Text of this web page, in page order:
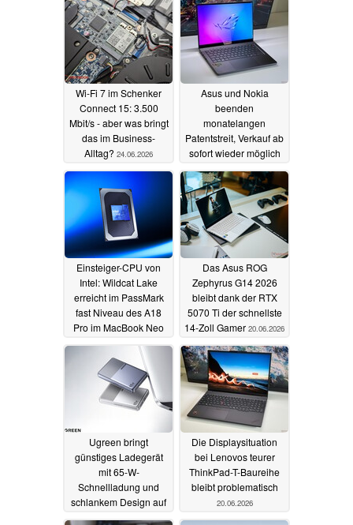
Wi-Fi 7 im Schenker
Connect 15: 3.500
Mbit/s - aber was bringt
das im Business-
Alltag? 24.06.2026
Asus und Nokia
beenden
monatelangen
Patentstreit, Verkauf ab
sofort wieder möglich
22.06.2026
Einsteiger-CPU von
Intel: Wildcat Lake
erreicht im PassMark
fast Niveau des A18
Pro im MacBook Neo
21.06.2026
Das Asus ROG
Zephyrus G14 2026
bleibt dank der RTX
5070 Ti der schnellste
14-Zoll Gamer 20.06.2026
Ugreen bringt
günstiges Ladegerät
mit 65-W-
Schnellladung und
schlankem Design auf
20.06.2026
Die Displaysituation
bei Lenovos teurer
ThinkPad-T-Baureihe
bleibt problematisch
20.06.2026